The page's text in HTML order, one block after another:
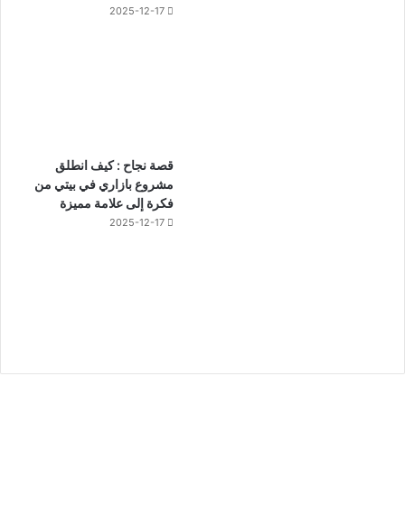
2025-12-17
قصة نجاح : كيف انطلق
مشروع بازاري في بيتي من
فكرة إلى علامة مميزة
2025-12-17